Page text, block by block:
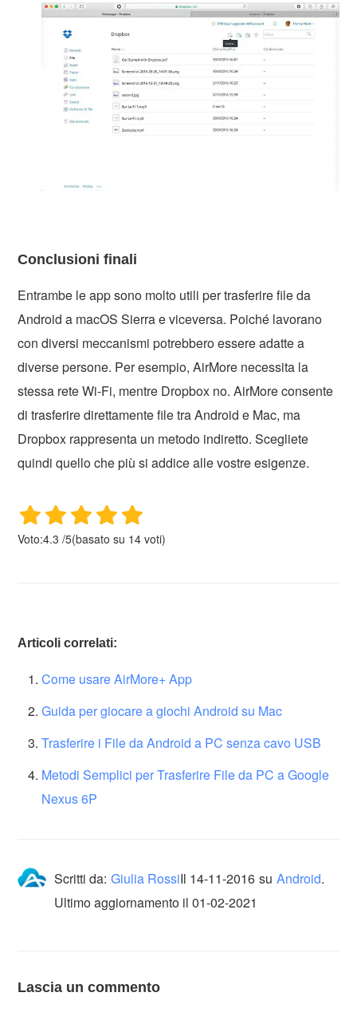
Conclusioni finali
Entrambe le app sono molto utili per trasferire file da
Android a macOS Sierra e viceversa. Poiché lavorano
con diversi meccanismi potrebbero essere adatte a
diverse persone. Per esempio, AirMore necessita la
stessa rete Wi-Fi, mentre Dropbox no. AirMore consente
di trasferire direttamente file tra Android e Mac, ma
Dropbox rappresenta un metodo indiretto. Scegliete
quindi quello che più si addice alle vostre esigenze.
Voto:4.3 /5(basato su 14 voti)
Articoli correlati:
Come usare AirMore+ App
Guida per giocare a giochi Android su Mac
Trasferire i File da Android a PC senza cavo USB
Metodi Semplici per Trasferire File da PC a Google
Nexus 6P
Scritti da: Giulia RossiIl 14-11-2016 su Android.
Ultimo aggiornamento il 01-02-2021
Lascia un commento